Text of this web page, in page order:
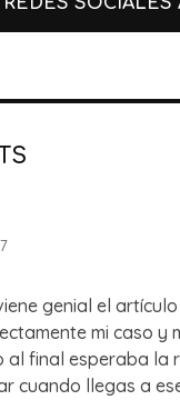
genial el
mi caso y
al final esperaba la
cuando llegas a